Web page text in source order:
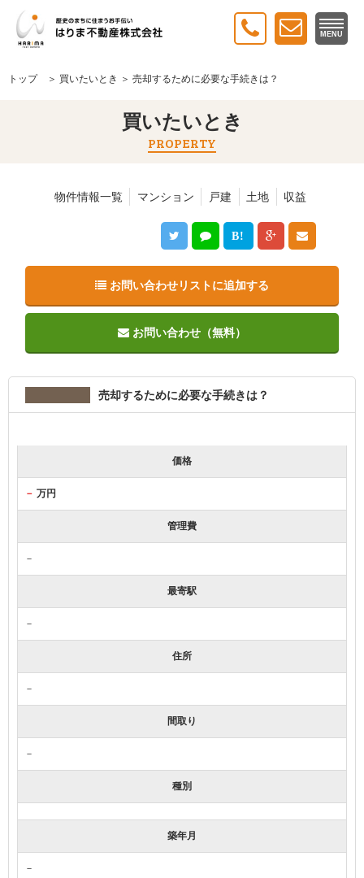
MENU
トップ＞ 買いたいとき ＞ 売却するために必要な手続きは？
買いたいとき
PROPERTY
物件情報一覧 マンション 戸建 土地 収益
B!
お問い合わせリストに追加する
お問い合わせ（無料）
売却するために必要な手続きは？
価格
－ 万円
管理費
－
最寄駅
－
住所
－
間取り
－
種別
築年月
－